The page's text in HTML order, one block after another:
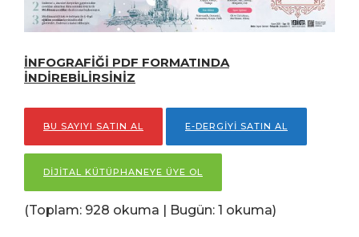
İNFOGRAFİĞİ PDF FORMATINDA
İNDİREBİLİRSİNİZ
BU SAYIYI SATIN AL E-DERGİYİ SATIN AL
DİJİTAL KÜTÜPHANEYE ÜYE OL
(Toplam: 928 okuma | Bugün: 1 okuma)